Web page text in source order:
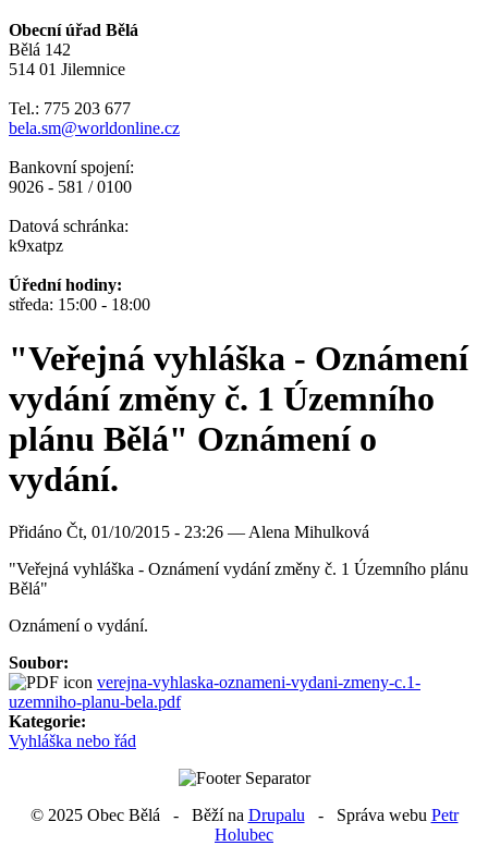
Obecní úřad Bělá
Bělá 142
514 01 Jilemnice
Tel.: 775 203 677
bela.sm@worldonline.cz
Bankovní spojení:
9026 - 581 / 0100
Datová schránka:
k9xatpz
Úřední hodiny:
středa: 15:00 - 18:00
"Veřejná vyhláška - Oznámení
vydání změny č. 1 Územního
plánu Bělá" Oznámení o
vydání.
Přidáno Čt, 01/10/2015 - 23:26 — Alena Mihulková
"Veřejná vyhláška - Oznámení vydání změny č. 1 Územního plánu
Bělá"
Oznámení o vydání.
Soubor:
verejna-vyhlaska-oznameni-vydani-zmeny-c.1-
uzemniho-planu-bela.pdf
Kategorie:
Vyhláška nebo řád
© 2025 Obec Bělá - Běží na Drupalu - Správa webu Petr
Holubec